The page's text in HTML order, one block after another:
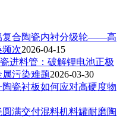
复合陶瓷内衬分级轮——高
次2026-04-15
进料管：破解锂电池正极
污染难题2026-03-30
瓷衬板如何应对高硬度物
满交付混料机料罐耐磨陶